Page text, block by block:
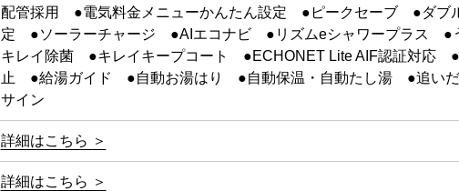
配管採用 ●電気料金メニューかんたん設定 ●ピークセーブ ●ダブ
定 ●ソーラーチャージ ●AIエコナビ ●リズムeシャワープラス ●
キレイ除菌 ●キレイキープコート ●ECHONET Lite AIF認証対応
止 ●給湯ガイド ●自動お湯はり ●自動保温・自動たし湯 ●追い
サイン
詳細はこちら ＞
詳細はこちら ＞